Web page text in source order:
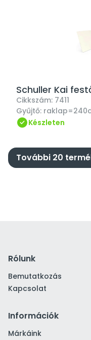
Schuller Kai
Cikkszám: 7411
Gyűjtő:
Készleten
További 20
Rólunk
Bemutatkozás
Kapcsolat
Információk
Márkáink